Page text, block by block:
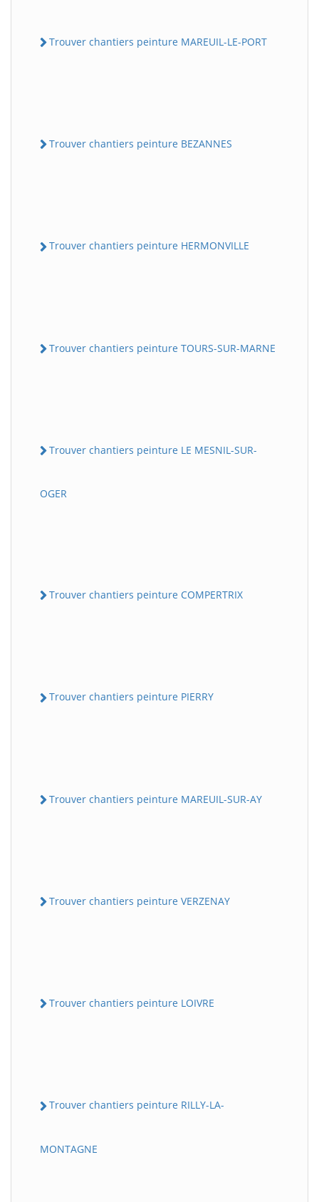
Trouver chantiers peinture MAREUIL-LE-PORT
Trouver chantiers peinture BEZANNES
Trouver chantiers peinture HERMONVILLE
Trouver chantiers peinture TOURS-SUR-MARNE
Trouver chantiers peinture LE MESNIL-SUR-
OGER
Trouver chantiers peinture COMPERTRIX
Trouver chantiers peinture PIERRY
Trouver chantiers peinture MAREUIL-SUR-AY
Trouver chantiers peinture VERZENAY
Trouver chantiers peinture LOIVRE
Trouver chantiers peinture RILLY-LA-
MONTAGNE